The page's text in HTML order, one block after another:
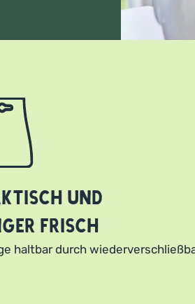
und
frisch
haltbar durch